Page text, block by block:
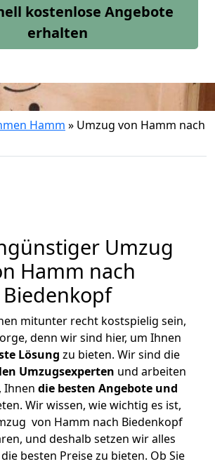
kostenlose Angebote
erhalten
Hamm » Umzug von Hamm nach
Umzug
Hamm nach
Biedenkopf
mitunter recht kostspielig sein,
denn wir sind hier, um Ihnen
Lösung zu bieten. Wir sind die
Umzugsexperten und arbeiten
Ihnen die besten Angebote und
Wir wissen, wie wichtig es ist,
von Hamm nach Biedenkopf
und deshalb setzen wir alles
besten Preise zu bieten. Ob Sie